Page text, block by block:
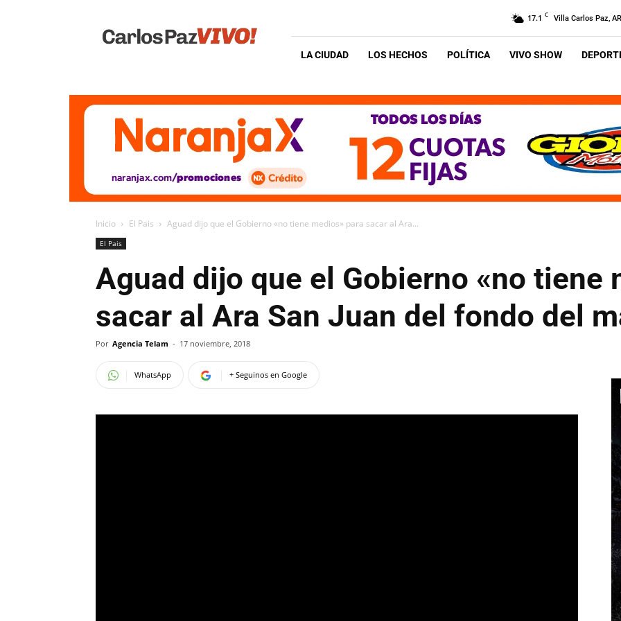
Vivo
17.1 C Villa Carlos Paz, AR
LA CIUDAD LOS HECHOS POLÍTICA VIVO SHOW
Inicio El Pais Aguad dijo que el Gobierno «no tiene medios» para sacar al Ara...
El Pais
Aguad dijo que el Gobierno «no tiene
sacar al Ara San Juan del fondo del
Por Agencia Telam - 17 noviembre, 2018
WhatsApp + Seguinos en Google